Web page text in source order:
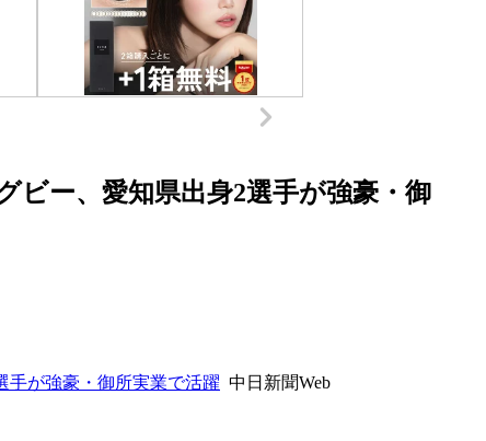
ビー、愛知県出身2選手が強豪・御
手が強豪・御所実業で活躍 中日新聞Web